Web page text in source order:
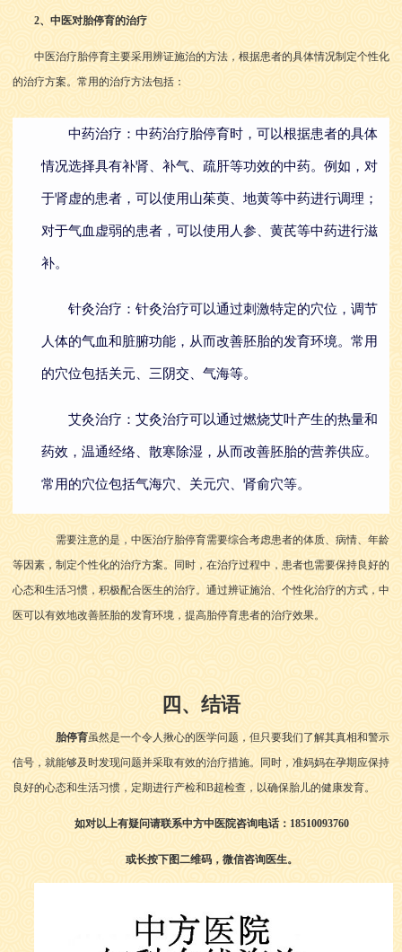
2、中医对胎停育的治疗
中医治疗胎停育主要采用辨证施治的方法，根据患者的具体情况制定个性化
的治疗方案。常用的治疗方法包括：
中药治疗：中药治疗胎停育时，可以根据患者的具体
情况选择具有补肾、补气、疏肝等功效的中药。例如，对
于肾虚的患者，可以使用山茱萸、地黄等中药进行调理；
对于气血虚弱的患者，可以使用人参、黄芪等中药进行滋
补。
针灸治疗：针灸治疗可以通过刺激特定的穴位，调节
人体的气血和脏腑功能，从而改善胚胎的发育环境。常用
的穴位包括关元、三阴交、气海等。
艾灸治疗：艾灸治疗可以通过燃烧艾叶产生的热量和
药效，温通经络、散寒除湿，从而改善胚胎的营养供应。
常用的穴位包括气海穴、关元穴、肾俞穴等。
需要注意的是，中医治疗胎停育需要综合考虑患者的体质、病情、年龄
等因素，制定个性化的治疗方案。同时，在治疗过程中，患者也需要保持良好的
心态和生活习惯，积极配合医生的治疗。 通过辨证施治、个性化治疗的方式，中
医可以有效地改善胚胎的发育环境，提高胎停育患者的治疗效果。
四、结语
胎停育虽然是一个令人揪心的医学问题，但只要我们了解其真相和警示
信号，就能够及时发现问题并采取有效的治疗措施。同时，准妈妈在孕期应保持
良好的心态和生活习惯，定期进行产检和B超检查，以确保胎儿的健康发育。
如对以上有疑问请联系中方中医院咨询电话：18510093760
或长按下图二维码，微信咨询医生。